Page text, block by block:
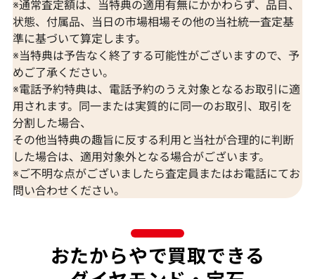
K18 ブルートパーズ・ダイヤモンド
65.57・0.26・0.06ct
参考買取価格
309,000円
2026年7月10日時点
K18 トルマリン
参考買取価格
297,000円
※通常査定額は、当特典の適用有無にかかわらず、品目、
状態、付属品、当日の市場相場その他の当社統一査定基
準に基づいて算定します。
※当特典は予告なく終了する可能性がございますので、予
めご了承ください。
※電話予約特典は、電話予約のうえ対象となるお取引に適
用されます。同一または実質的に同一のお取引、取引を
分割した場合、
その他当特典の趣旨に反する利用と当社が合理的に判断
した場合は、適用対象外となる場合がございます。
※ご不明な点がございましたら査定員またはお電話にてお
問い合わせください。
おたからやで買取できる